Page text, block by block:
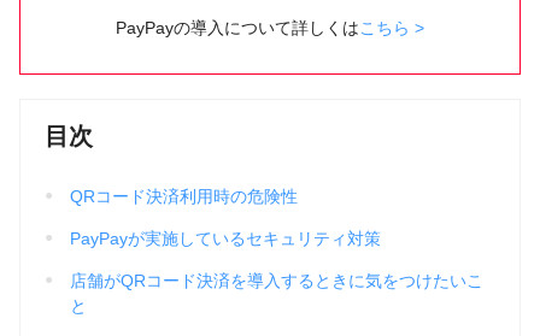
PayPayの導入について詳しくはこちら >
目次
QRコード決済利用時の危険性
PayPayが実施しているセキュリティ対策
店舗がQRコード決済を導入するときに気をつけたいこ
と